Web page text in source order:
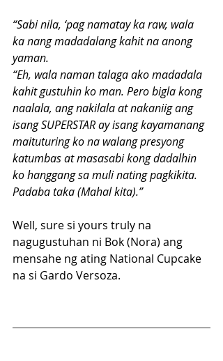
“Sabi nila, ‘pag namatay ka raw, wala
ka nang madadalang kahit na anong
yaman.
“Eh, wala naman talaga ako madadala
kahit gustuhin ko man. Pero bigla kong
naalala, ang nakilala at nakaniig ang
isang SUPERSTAR ay isang kayamanang
maituturing ko na walang presyong
katumbas at masasabi kong dadalhin
ko hanggang sa muli nating pagkikita.
Padaba taka (Mahal kita).”
Well, sure si yours truly na
nagugustuhan ni Bok (Nora) ang
mensahe ng ating National Cupcake
na si Gardo Versoza.